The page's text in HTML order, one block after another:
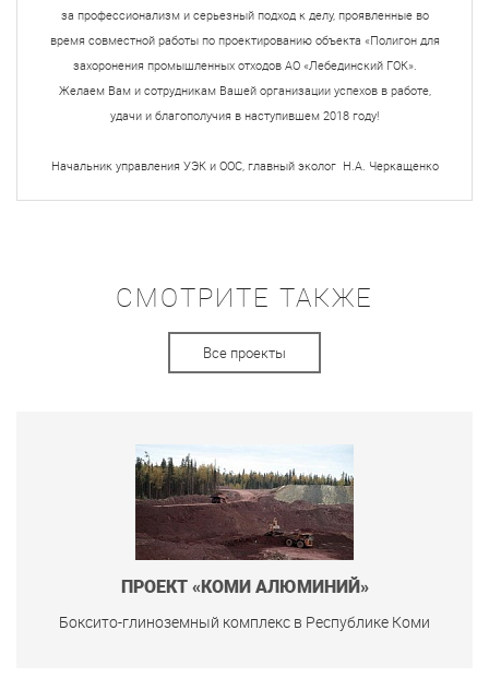
за профессионализм и серьезный подход к делу, проявленные во
время совместной работы по проектированию объекта «Полигон для
захоронения промышленных отходов АО «Лебединский ГОК».
Желаем Вам и сотрудникам Вашей организации успехов в работе,
удачи и благополучия в наступившем 2018 году!
Начальник управления УЭК и ООС, главный эколог Н.А. Черкащенко
СМОТРИТЕ ТАКЖЕ
Все проекты
ПРОЕКТ «КОМИ АЛЮМИНИЙ»
Боксито-глиноземный комплекс в Республике Коми